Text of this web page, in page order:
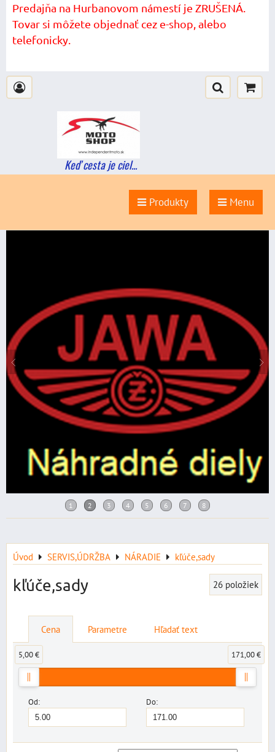
Predajňa na Hurbanovom námestí je ZRUŠENÁ.
Tovar si môžete objednať cez e-shop, alebo
telefonicky.
Keď cesta je ciel...
Produkty Menu
Úvod SERVIS,ÚDRŽBA NÁRADIE kľúče,sady
kľúče,sady 26 položiek
Cena Parametre Hľadať text
Od: Do:
5,00 € 171,00 €